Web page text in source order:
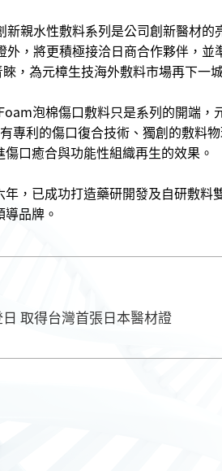
新親水性敷料系列是公司創新醫材
外，將更積極接洽日商合作夥伴，
，為元樟生技海外敷料市場再下一
泡棉傷口敷料只是系列的開端
專利的傷口復合技術、獨創的敷料
口癒合與功能性組織再生的效果。
，已成功打造藥研開發及自研敷
品牌。
取得台灣首張日本醫材證